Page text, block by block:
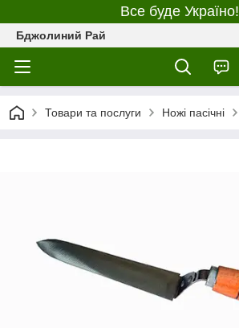
Все буде Україно!
Бджолиний Рай
Товари та послуги Ножі пасічні